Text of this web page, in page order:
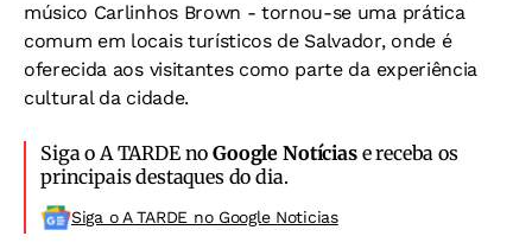
músico Carlinhos Brown - tornou-se uma prática
comum em locais turísticos de Salvador, onde é
oferecida aos visitantes como parte da experiência
cultural da cidade.
Siga o A TARDE noGoogle Notíciase receba os
principais destaques do dia.
Siga o A TARDE no Google Noticias